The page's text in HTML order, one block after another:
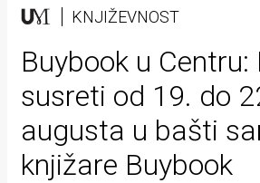
Teatar
Književnost
Muzika
Film
Intervju
KNJIŽEVNOST
Buybook u Centru:
susreti od 19. do
augusta u bašti
knjižare Buybook